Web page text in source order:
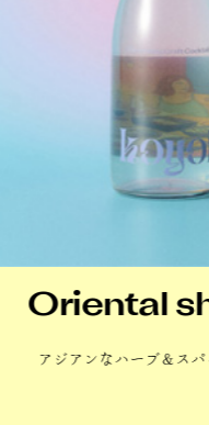
お菓子のアソ
体にも心にも安心の